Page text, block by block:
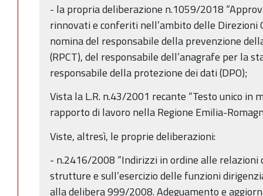
- la propria deliberazione n.1059/2018
rinnovati e conferiti nell’ambito delle Direzioni
nomina del responsabile della prevenzione
(RPCT), del responsabile dell’anagrafe per la
responsabile della protezione dei dati (DPO);
Vista la L.R. n.43/2001 recante “Testo unico in
rapporto di lavoro nella Regione Emilia-
Viste, altresì, le proprie deliberazioni:
- n.2416/2008 “Indirizzi in ordine alle
strutture e sull’esercizio delle funzioni
alla delibera 999/2008. Adeguamento e